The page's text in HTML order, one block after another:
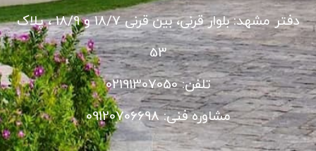
دفتر مشهد: بلوار قرنی، بین قرنی 18/7 و 18/9 ، پلاک
53
تلفن: 02191307050
مشاوره فنی: 09120706698